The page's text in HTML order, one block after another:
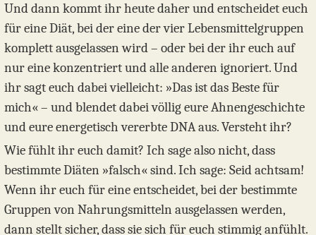
Und dann kommt ihr heute daher und entscheidet euch
für eine Diät, bei der eine der vier Lebensmittelgruppen
komplett ausgelassen wird – oder bei der ihr euch auf
nur eine konzentriert und alle anderen ignoriert. Und
ihr sagt euch dabei vielleicht: »Das ist das Beste für
mich« – und blendet dabei völlig eure Ahnengeschichte
und eure energetisch vererbte DNA aus. Versteht ihr?
Wie fühlt ihr euch damit? Ich sage also nicht, dass
bestimmte Diäten »falsch« sind. Ich sage: Seid achtsam!
Wenn ihr euch für eine entscheidet, bei der bestimmte
Gruppen von Nahrungsmitteln ausgelassen werden,
dann stellt sicher, dass sie sich für euch stimmig anfühlt.